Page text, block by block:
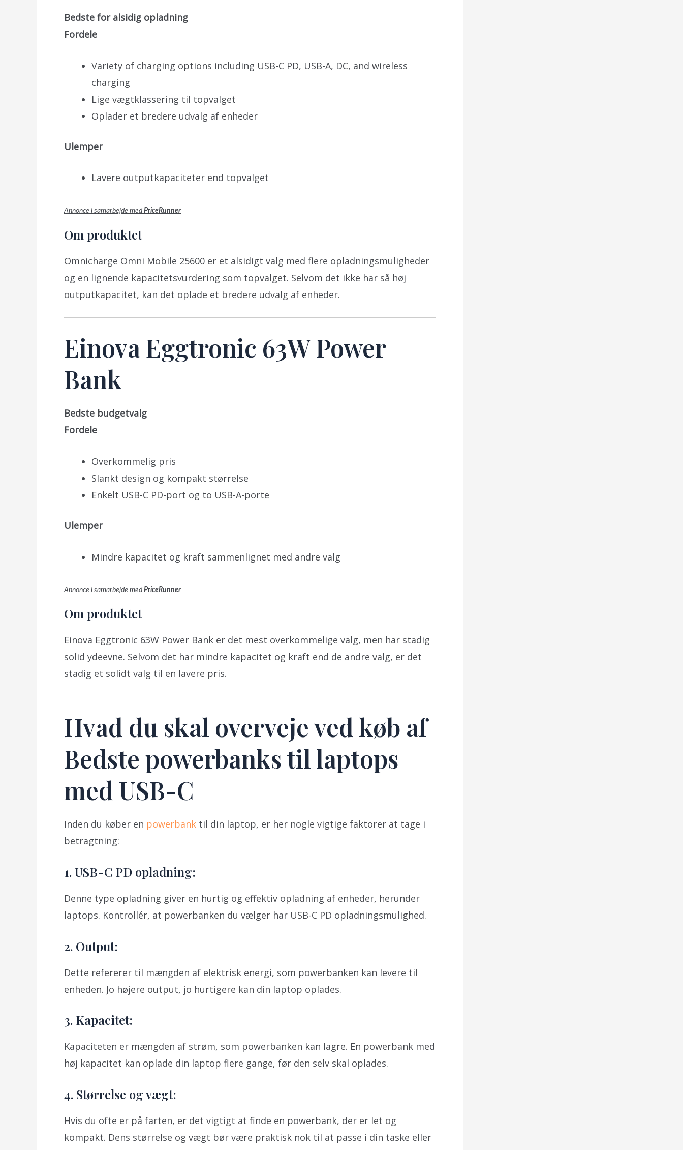
Bedste for alsidig opladning
Fordele
Variety of charging options including USB-C PD, USB-A, DC, and wireless
charging
Lige vægtklassering til topvalget
Oplader et bredere udvalg af enheder
Ulemper
Lavere outputkapaciteter end topvalget
Annonce i samarbejde med PriceRunner
Om produktet
Omnicharge Omni Mobile 25600 er et alsidigt valg med flere opladningsmuligheder
og en lignende kapacitetsvurdering som topvalget. Selvom det ikke har så høj
outputkapacitet, kan det oplade et bredere udvalg af enheder.
Einova Eggtronic 63W Power
Bank
Bedste budgetvalg
Fordele
Overkommelig pris
Slankt design og kompakt størrelse
Enkelt USB-C PD-port og to USB-A-porte
Ulemper
Mindre kapacitet og kraft sammenlignet med andre valg
Annonce i samarbejde medPriceRunner
Om produktet
Einova Eggtronic 63W Power Bank er det mest overkommelige valg, men har stadig
solid ydeevne. Selvom det har mindre kapacitet og kraft end de andre valg, er det
stadig et solidt valg til en lavere pris.
Hvad du skal overveje ved køb af
Bedste powerbanks til laptops
med USB-C
Inden du køber en powerbank til din laptop, er her nogle vigtige faktorer at tage i
betragtning:
1. USB-C PD opladning:
Denne type opladning giver en hurtig og effektiv opladning af enheder, herunder
laptops. Kontrollér, at powerbanken du vælger har USB-C PD opladningsmulighed.
2. Output:
Dette refererer til mængden af elektrisk energi, som powerbanken kan levere til
enheden. Jo højere output, jo hurtigere kan din laptop oplades.
3. Kapacitet:
Kapaciteten er mængden af strøm, som powerbanken kan lagre. En powerbank med
høj kapacitet kan oplade din laptop flere gange, før den selv skal oplades.
4. Størrelse og vægt:
Hvis du ofte er på farten, er det vigtigt at finde en powerbank, der er let og
kompakt. Dens størrelse og vægt bør være praktisk nok til at passe i din taske eller